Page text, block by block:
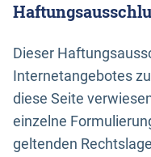
Dieser
Internetangebotes
diese Seite
einzelne
geltenden